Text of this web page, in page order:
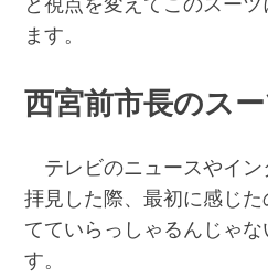
ます。
西宮前市長のス
テレビのニュースやイン
拝見した際、最初に感じ
てていらっしゃるんじゃ
す。